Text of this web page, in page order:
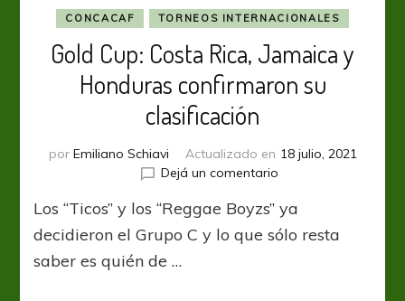
CONCACAF TORNEOS INTERNACIONALES
Gold Cup: Costa Rica, Jamaica y
Honduras confirmaron su
clasificación
por Emiliano Schiavi Actualizado en 18 julio, 2021
Dejá un comentarioen
Cup:
Costa
Los “Ticos” y los “Reggae Boyzs” ya
decidieron el Grupo C y lo que sólo resta
saber es quién de …